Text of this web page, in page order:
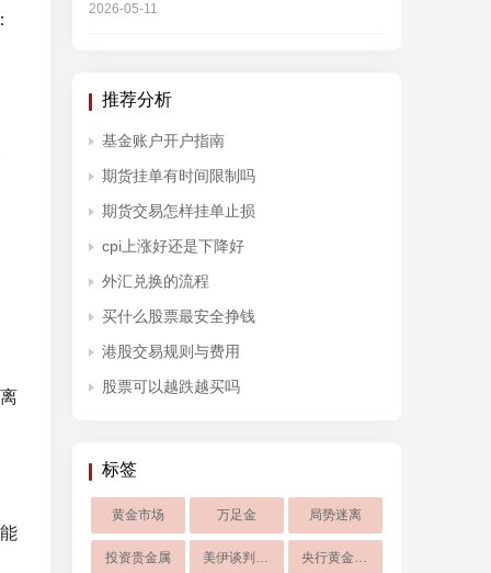
2026-05-11
推荐分析
基金账户开户指南
期货挂单有时间限制吗
期货交易怎样挂单止损
cpi上涨好还是下降好
外汇兑换的流程
买什么股票最安全挣钱
港股交易规则与费用
股票可以越跌越买吗
标签
黄金市场 万足金 局势迷离
投资贵金属 美伊谈判僵局 央行黄金储备